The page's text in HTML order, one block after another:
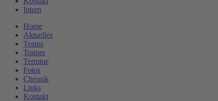
Intern
Home
Aktuelles
Teams
Trainer
Termine
Fotos
Chronik
Links
Kontakt